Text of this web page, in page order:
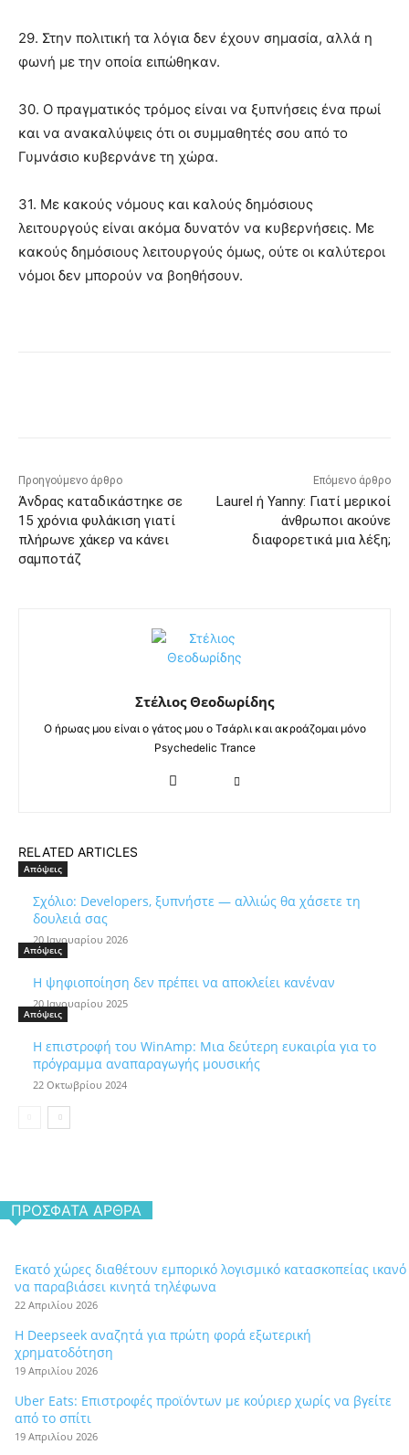
29. Στην πολιτική τα λόγια δεν έχουν σημασία, αλλά η
φωνή με την οποία ειπώθηκαν.
30. Ο πραγματικός τρόμος είναι να ξυπνήσεις ένα πρωί
και να ανακαλύψεις ότι οι συμμαθητές σου από το
Γυμνάσιο κυβερνάνε τη χώρα.
31. Με κακούς νόμους και καλούς δημόσιους
λειτουργούς είναι ακόμα δυνατόν να κυβερνήσεις. Με
κακούς δημόσιους λειτουργούς όμως, ούτε οι καλύτεροι
νόμοι δεν μπορούν να βοηθήσουν.
Προηγούμενο άρθρο
Άνδρας καταδικάστηκε σε
15 χρόνια φυλάκιση γιατί
πλήρωνε χάκερ να κάνει
σαμποτάζ
Επόμενο άρθρο
Laurel ή Yanny: Γιατί μερικοί
άνθρωποι ακούνε
διαφορετικά μια λέξη;
Στέλιος Θεοδωρίδης
Ο ήρωας μου είναι ο γάτος μου ο Τσάρλι και ακροάζομαι μόνο
Psychedelic Trance
RELATED ARTICLES
Απόψεις
Σχόλιο: Developers, ξυπνήστε — αλλιώς θα χάσετε τη
δουλειά σας
20 Ιανουαρίου 2026
Απόψεις
Η ψηφιοποίηση δεν πρέπει να αποκλείει κανέναν
20 Ιανουαρίου 2025
Απόψεις
Η επιστροφή του WinAmp: Μια δεύτερη ευκαιρία για το
πρόγραμμα αναπαραγωγής μουσικής
22 Οκτωβρίου 2024
ΠΡΌΣΦΑΤΑ ΆΡΘΡΑ
Εκατό χώρες διαθέτουν εμπορικό λογισμικό κατασκοπείας ικανό
να παραβιάσει κινητά τηλέφωνα
22 Απριλίου 2026
Η Deepseek αναζητά για πρώτη φορά εξωτερική
χρηματοδότηση
19 Απριλίου 2026
Uber Eats: Επιστροφές προϊόντων με κούριερ χωρίς να βγείτε
από το σπίτι
19 Απριλίου 2026